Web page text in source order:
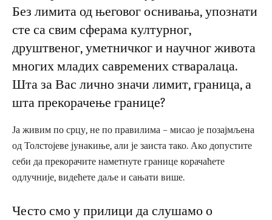
Без лимита од његовог оснивања, упознати
сте са свим сферама културног,
друштвеног, уметничког и научног живота
многих младих савремених стваралаца.
Шта за Вас лично значи лимит, граница, а
шта прекорачење границе?
Ја живим по срцу, не по правилима – мисао је позајмљена
од Толстојеве јунакиње, али је заиста тако. Ако допустите
себи да прекорачите наметнуте границе корачаћете
одлучније, видећете даље и сањати више.
Често смо у прилици да слушамо о